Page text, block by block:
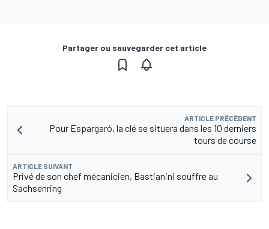
Partager ou sauvegarder cet article
ARTICLE PRÉCÉDENT
Pour Espargaró, la clé se situera dans les 10 derniers
tours de course
ARTICLE SUIVANT
Privé de son chef mécanicien, Bastianini souffre au
Sachsenring